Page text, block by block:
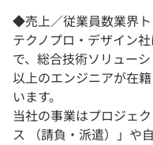
◆売上／従業員数業界
テクノプロ・デザイン
で、総合技術ソリュー
以上のエンジニアが在
います。
当社の事業はプロジェ
ス （請負・派遣）」や